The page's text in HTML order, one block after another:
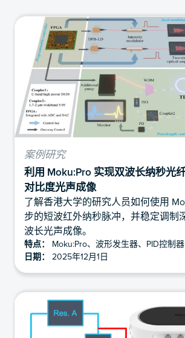
案例研究
利用 Moku:Pro 实现双波长纳秒光
对比度光声成像
了解香港大学的研究人员如何使用
步的短波红外纳秒脉冲，并稳定调制
波长光声成像。
特点：
Moku:Pro、波形发生器、PID控制器
日期：
2025年12月1日